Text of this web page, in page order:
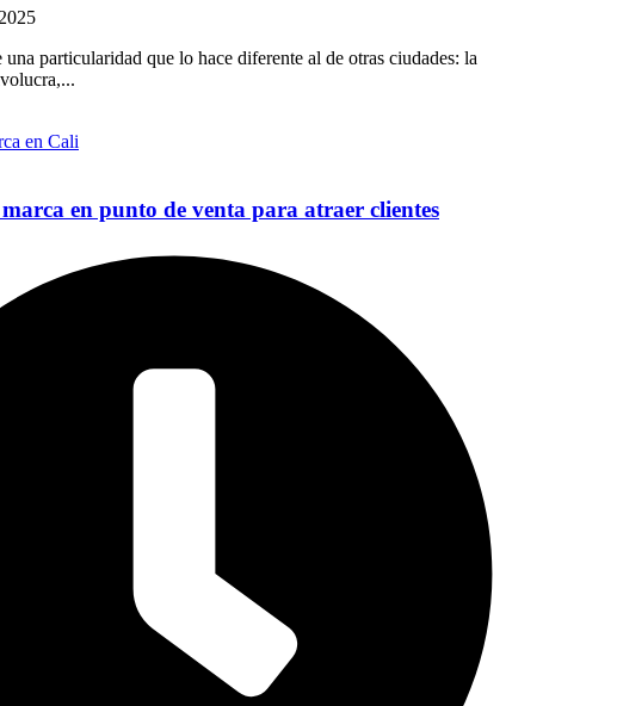
particularidad que lo hace diferente al de otras ciudades: la
en punto de venta para atraer clientes